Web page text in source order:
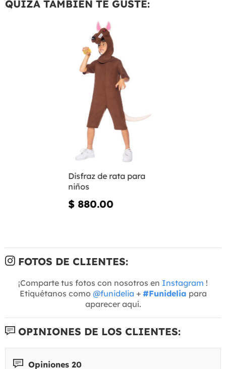
QUIZÁ TAMBIÉN TE GUSTE:
Disfraz de rata para
niños
$ 880.00
FOTOS DE CLIENTES:
¡Comparte tus fotos con nosotros en Instagram !
Etiquétanos como @funidelia + #Funidelia para
aparecer aquí.
OPINIONES DE LOS CLIENTES:
Opiniones 20